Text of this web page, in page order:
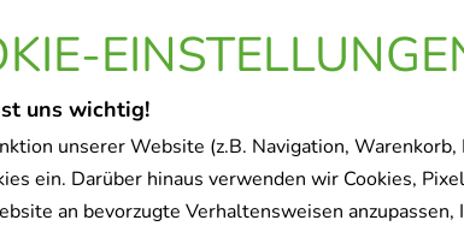
uns wichtig!
unserer Website (z.B. Navigation, Warenkorb,
ein. Darüber hinaus verwenden wir Cookies,
an bevorzugte Verhaltensweisen anzupassen,